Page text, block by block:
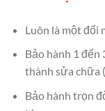
Luôn là một đổi
Bảo hành 1 đến
thành sửa chữa
Bảo hành trọn